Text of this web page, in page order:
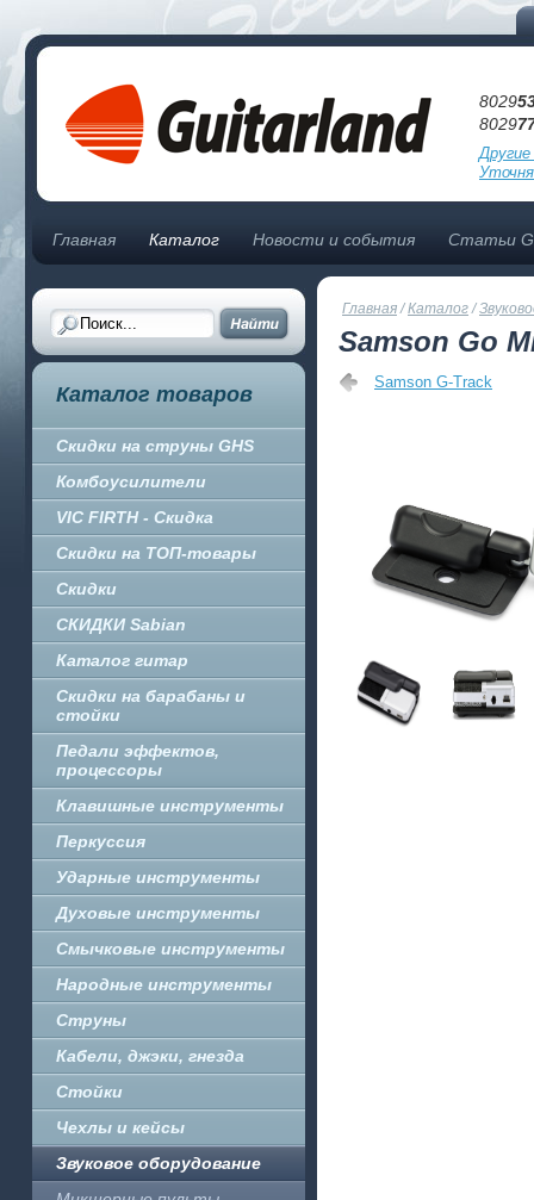
8029
8029
Главная Каталог Новости и события Статьи
Каталог товаров
Скидки на струны GHS
Комбоусилители
VIC FIRTH - Скидка
Скидки на ТОП-товары
Скидки
СКИДКИ Sabian
Каталог гитар
Скидки на барабаны и
стойки
Педали эффектов,
процессоры
Клавишные инструменты
Перкуссия
Ударные инструменты
Духовые инструменты
Смычковые инструменты
Народные инструменты
Струны
Кабели, джэки, гнезда
Стойки
Чехлы и кейсы
Звуковое оборудование
Главная/Каталог/
Samson Go
Samson G-Track